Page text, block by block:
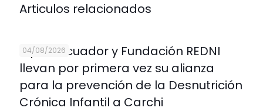
Articulos relacionados
04/08/2026
Alpina Ecuador y Fundación REDNI
llevan por primera vez su alianza
para la prevención de la Desnutrición
Crónica Infantil a Carchi